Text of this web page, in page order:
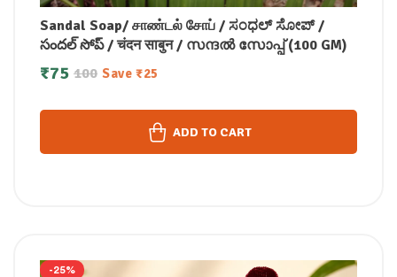
Sandal Soap/ சாண்டல் சோப் / ಸಂಧಲ್ ಸೋಪ್ /
సందల్ సోప్ / चंदन साबुन / സന്ദൽ സോപ്പ് (100 GM)
100
₹75 Save ₹25
ADD TO CART
-25%